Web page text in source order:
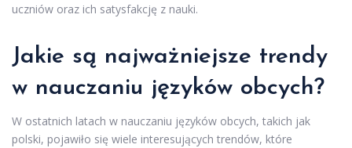
uczniów oraz ich satysfakcję z nauki.
Jakie są najważniejsze trendy
w nauczaniu języków obcych?
W ostatnich latach w nauczaniu języków obcych, takich jak
polski, pojawiło się wiele interesujących trendów, które